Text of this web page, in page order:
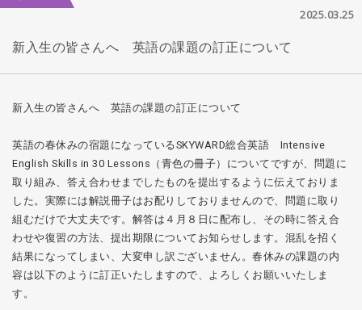
2025.03.25
新入生の皆さんへ 英語の課題の訂正について
新入生の皆さんへ 英語の課題の訂正について
英語の春休みの宿題になっているSKYWARD総合英語 Intensive
English Skills in 30 Lessons（青色の冊子）についてですが、問題に
取り組み、答え合わせまでしたものを提出するように伝えておりま
した。実際には解説冊子はお配りしておりませんので、問題に取り
組むだけで大丈夫です。解答は４月８日に配布し、その時に答え合
わせや復習の方法、提出期限についてお知らせします。混乱を招く
結果になってしまい、大変申し訳ございません。春休みの課題の内
容は以下のように訂正いたしますので、よろしくお願いいたしま
す。